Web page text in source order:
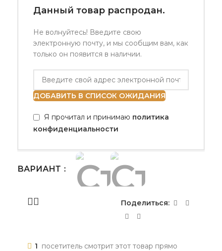
Данный товар распродан.
Не волнуйтесь! Введите свою
электронную почту, и мы сообщим вам, как
только он появится в наличии.
ДОБАВИТЬ В СПИСОК ОЖИДАНИЯ
Я прочитал и принимаю политика
конфиденциальности
ВАРИАНТ
Поделиться:
1 посетитель смотрит этот товар прямо